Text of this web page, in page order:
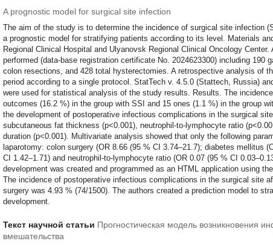
A prognostic model for surgical site infection
The aim of the study is to determine the incidence of surgical site infection
a prognostic model for stratifying patients according to its level. Materials
Regional Clinical Hospital and Ulyanovsk Regional Clinical Oncology
performed (data-base registration certificate No. 2024623300) including 190
colon resections, and 428 total hysterectomies. A retrospective analysis of
period according to a single protocol. StatTech v. 4.5.0 (Stattech, Russia)
were used for statistical analysis of the study results. Results. The
outcomes (16.2 %) in the group with SSI and 15 ones (1.1 %) in the group
the development of postoperative infectious complications in the surgical
subcutaneous fat thickness (p<0.001), neutrophil-to-lymphocyte ratio
duration (p<0.001). Multivariate analysis showed that only the following
laparotomy: colon surgery (OR 8.66 (95 % CI 3.74–21.7); diabetes mellitus
CI 1.42–1.71) and neutrophil-to-lymphocyte ratio (OR 0.07 (95 % CI
development was created and programmed as an HTML application using
The incidence of postoperative infectious complications in the surgical site
surgery was 4.93 % (74/1500). The authors created a prediction model to
development.
Текст научной статьи Прогностическая модель возникновения
вмешательства